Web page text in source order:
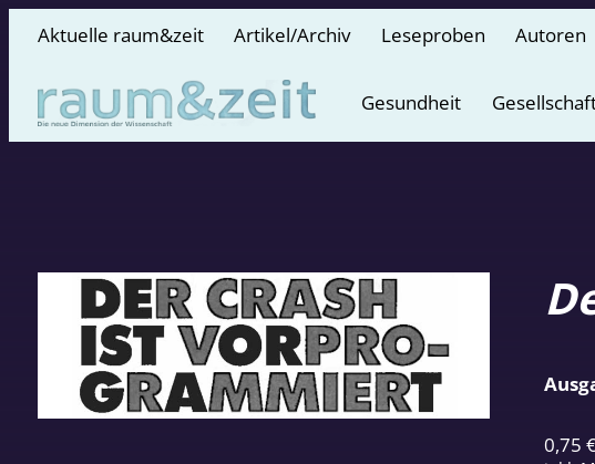
Aktuelle raum&zeit Artikel/Archiv Leseproben Autoren
Gesundheit
0,75